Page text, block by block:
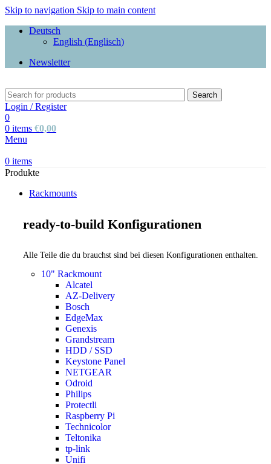
Skip to navigation Skip to main content
Deutsch
English (Englisch)
Newsletter
Search
Login / Register
0
0 items €0,00
Menu
0 items
Produkte
Rackmounts
ready-to-build Konfigurationen
Alle Teile die du brauchst sind bei diesen Konfigurationen enthalten.
10" Rackmount
Alcatel
AZ-Delivery
Bosch
EdgeMax
Genexis
Grandstream
HDD / SSD
Keystone Panel
NETGEAR
Odroid
Philips
Protectli
Raspberry Pi
Technicolor
Teltonika
tp-link
Unifi